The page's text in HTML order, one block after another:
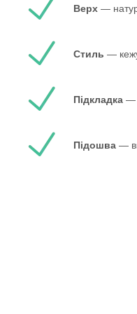
Верх —
Стиль —
Підкладка —
Підошва —